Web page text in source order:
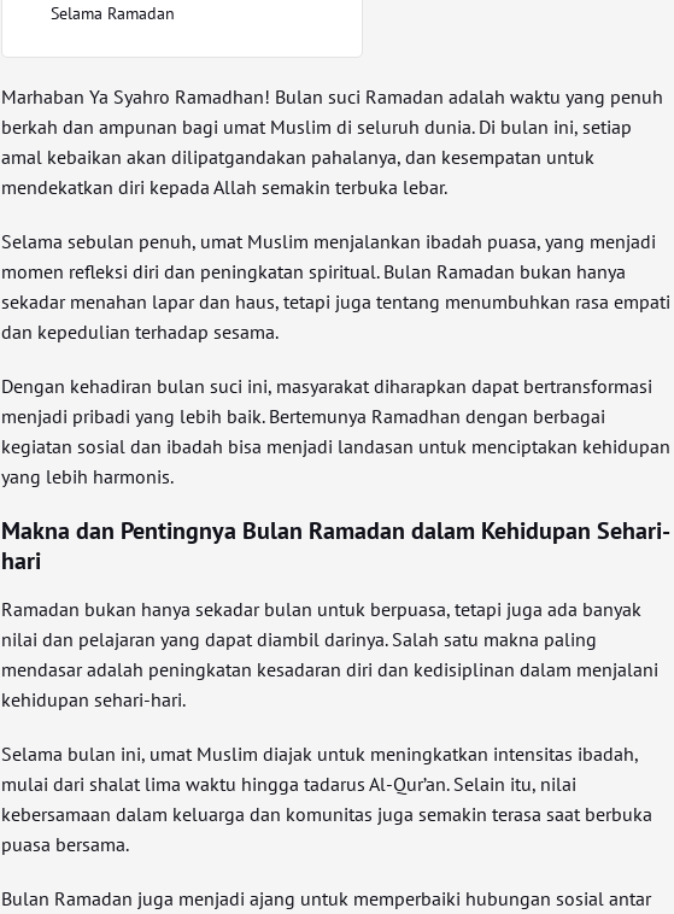
Selama Ramadan
Marhaban Ya Syahro Ramadhan! Bulan suci Ramadan adalah waktu yang penuh
berkah dan ampunan bagi umat Muslim di seluruh dunia. Di bulan ini, setiap
amal kebaikan akan dilipatgandakan pahalanya, dan kesempatan untuk
mendekatkan diri kepada Allah semakin terbuka lebar.
Selama sebulan penuh, umat Muslim menjalankan ibadah puasa, yang menjadi
momen refleksi diri dan peningkatan spiritual. Bulan Ramadan bukan hanya
sekadar menahan lapar dan haus, tetapi juga tentang menumbuhkan rasa empati
dan kepedulian terhadap sesama.
Dengan kehadiran bulan suci ini, masyarakat diharapkan dapat bertransformasi
menjadi pribadi yang lebih baik. Bertemunya Ramadhan dengan berbagai
kegiatan sosial dan ibadah bisa menjadi landasan untuk menciptakan kehidupan
yang lebih harmonis.
Makna dan Pentingnya Bulan Ramadan dalam Kehidupan Sehari-
hari
Ramadan bukan hanya sekadar bulan untuk berpuasa, tetapi juga ada banyak
nilai dan pelajaran yang dapat diambil darinya. Salah satu makna paling
mendasar adalah peningkatan kesadaran diri dan kedisiplinan dalam menjalani
kehidupan sehari-hari.
Selama bulan ini, umat Muslim diajak untuk meningkatkan intensitas ibadah,
mulai dari shalat lima waktu hingga tadarus Al-Qur’an. Selain itu, nilai
kebersamaan dalam keluarga dan komunitas juga semakin terasa saat berbuka
puasa bersama.
Bulan Ramadan juga menjadi ajang untuk memperbaiki hubungan sosial antar